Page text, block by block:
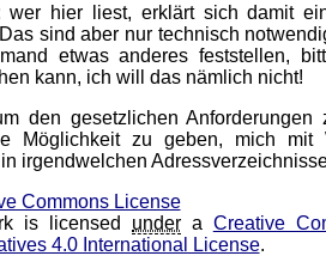
wer hier liest, erklärt sich damit
sind aber nur technisch
etwas anderes feststellen,
kann, ich will das nämlich nicht!
den gesetzlichen
Möglichkeit zu geben, mich mit
irgendwelchen
is licensed under a Creative
4.0 International License.